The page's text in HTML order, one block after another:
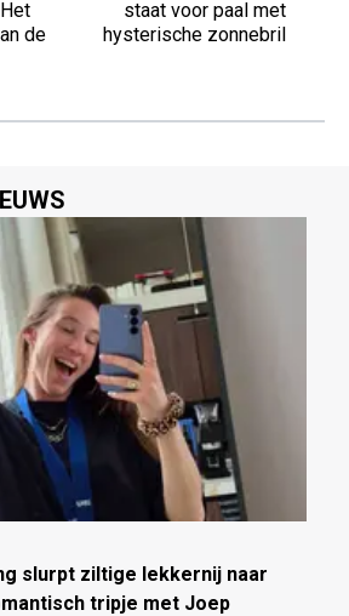
de
staat voor paal met
hysterische zonnebril
slurpt ziltige lekkernij naar
tripje met Joep